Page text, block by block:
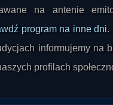
program na inne dni.
informujemy na
profilach
WESPRZYJ